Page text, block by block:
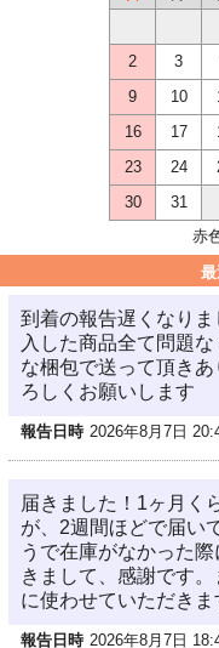
2
3
9
10
16
17
23
24
30
31
赤
到着の報告遅くなり
入した商品全て問題
な梱包で送って頂き
ろしくお願いします
報告日時 2026年8月7日
届きました！1ヶ月く
が、2週間ほどで届い
うで在庫がなかった
きまして、感謝です
に使わせていただきま
報告日時 2026年8月7日